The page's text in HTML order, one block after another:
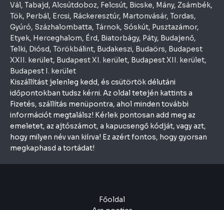
Vál, Tabajd, Alcsútdoboz, Felcsút, Bicske, Mány, Zsámbék,
Tök, Perbál, Ercsi, Ráckeresztúr, Martonvásár, Tordas,
Gyúró, Százhalombatta, Tárnok, Sóskút, Pusztazámor,
Etyek, Herceghalom, Érd, Biatorbágy, Páty, Budajenő,
Telki, Diósd, Törökbálint, Budakeszi, Budaörs, Budapest
XXII. kerület, Budapest XI. kerület, Budapest XII. kerület,
Budapest I. kerület
Kiszállítást jelenleg kedd, és csütörtök délutáni
időpontokban tudsz kérni. Az oldal tetején kattints a
Fizetés, szállítás menüpontra, ahol minden további
információt megtalálsz! Kérlek pontosan add meg az
emeletet, az ajtószámot, a kapucsengő kódját, vagy azt,
hogy milyen név van kiírva! Ez azért fontos, hogy gyorsan
megkaphasd a tortádat!
Főoldal